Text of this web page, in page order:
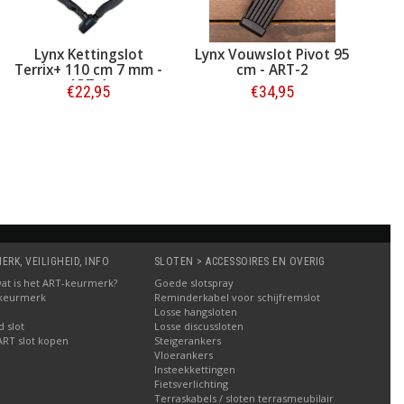
Lynx Kettingslot
Terrix+ 110 cm 7 mm -
ART-1
€22,95
Lynx Vouwslot Pivot 95
cm - ART-2
€34,95
VEILIGHEID, INFO
is het ART-keurmerk?
slot
slot kopen
SLOTEN > ACCESSOIRES EN OVERIG
Goede slotspray
Reminderkabel voor schijfremslot
Losse hangsloten
Losse discussloten
Steigerankers
Vloerankers
Insteekkettingen
Fietsverlichting
Terraskabels / sloten terrasmeubilair